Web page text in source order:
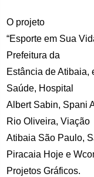
O projeto
“Esporte em Sua
Prefeitura da
Estância de Atibaia,
Saúde, Hospital
Albert Sabin, Spani
Rio Oliveira, Viação
Atibaia São Paulo,
Piracaia Hoje e
Projetos Gráficos.